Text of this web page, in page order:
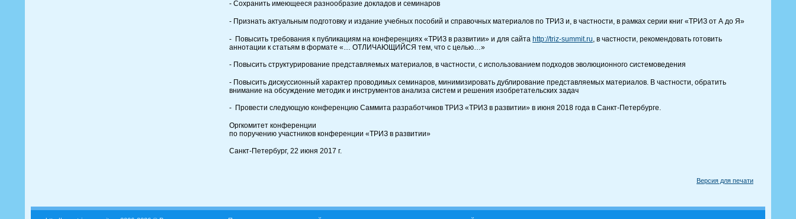
- Сохранить имеющееся разнообразие докладов и семинаров
- Признать актуальным подготовку и издание учебных пособий и справочных материалов по ТРИЗ и, в частности, в рамках серии книг «ТРИЗ от А до Я»
- Повысить требования к публикациям на конференциях «ТРИЗ в развитии» и для сайта http://triz-summit.ru , в частности, рекомендовать готовить
аннотации к статьям в формате «… ОТЛИЧАЮЩИЙСЯ тем, что с целью…»
- Повысить структурирование представляемых материалов, в частности, с использованием подходов эволюционного системоведения
- Повысить дискуссионный характер проводимых семинаров, минимизировать дублирование представляемых материалов. В частности, обратить
внимание на обсуждение методик и инструментов анализа систем и решения изобретательских задач
- Провести следующую конференцию Саммита разработчиков ТРИЗ «ТРИЗ в развитии» в июня 2018 года в Санкт-Петербурге.
Оргкомитет конференции
по поручению участников конференции «ТРИЗ в развитии»
Санкт-Петербург, 22 июня 2017 г.
Версия для печати